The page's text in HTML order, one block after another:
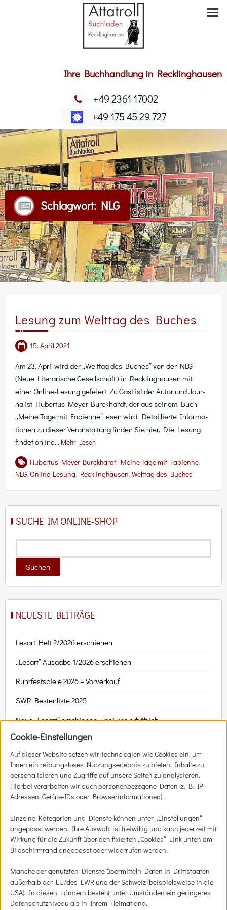
Ihre Buchhandlung in Recklinghausen
+49 2361 17002
+49 175 45 29 727
Schlagwort: NLG
Lesung zum Welttag des Buches
15. April 2021
Am 23. April wird der „Welt­tag des Buches” von der NLG
(Neue Lite­ra­ri­sche Gesell­schaft ) in Reck­ling­hau­sen mit
einer Online-Lesung gefei­ert. Zu Gast ist der Autor und Jour­
na­list Huber­tus Mey­­er-Bur­ck­hardt, der aus sei­nem Buch
„Mei­ne Tage mit Fabi­en­ne” lesen wird. Detail­lier­te Infor­ma­
tio­nen zu die­ser Ver­an­stal­tung fin­den Sie hier. Die Lesung
fin­det online… Mehr Lesen
Hubertus Meyer-Burckhardt, Meine Tage mit Fabienne,
NLG, Online-Lesung, Recklinghausen, Welttag des Buches
SUCHE IM ONLINE-SHOP
NEUESTE BEITRÄGE
Lesart Heft 2/2026 erschienen
„Lesart” Ausgabe 1/2026 erschienen
Ruhrfestspiele 2026 – Vorverkauf
SWR Bestenliste 2025
Neue „Lesart” erschienen – bei uns erhältlich
SIE HABEN DIE WAHL
Zum Online-Shop
Ticket-Vor­ver­kauf
Gut­schein kaufen
Bestell­mög­lich­kei­ten
Aktu­el­les
Cookie-Einstellungen
Auf dieser Website setzen wir Technologien wie Cookies ein, um
Ihnen ein reibungsloses Nutzungserlebnis zu bieten, Inhalte zu
personalisieren und Zugriffe auf unsere Seiten zu analysieren.
Hierbei verarbeiten wir auch personenbezogene Daten (z. B. IP-
Adressen, Geräte-IDs oder Browserinformationen).
Einzelne Kategorien und Dienste können unter „Einstellungen“
angepasst werden. Ihre Auswahl ist freiwillig und kann jederzeit mit
Wirkung für die Zukunft über den fixierten „Cookies“ Link unten am
Bildschirmrand angepasst oder widerrufen werden.
Manche der genutzten Dienste übermitteln Daten in Drittstaaten
außerhalb der EU/des EWR und der Schweiz (beispielsweise in die
USA). In diesen Ländern besteht unter Umständen ein geringeres
Datenschutzniveau als in Ihrem Heimatland.